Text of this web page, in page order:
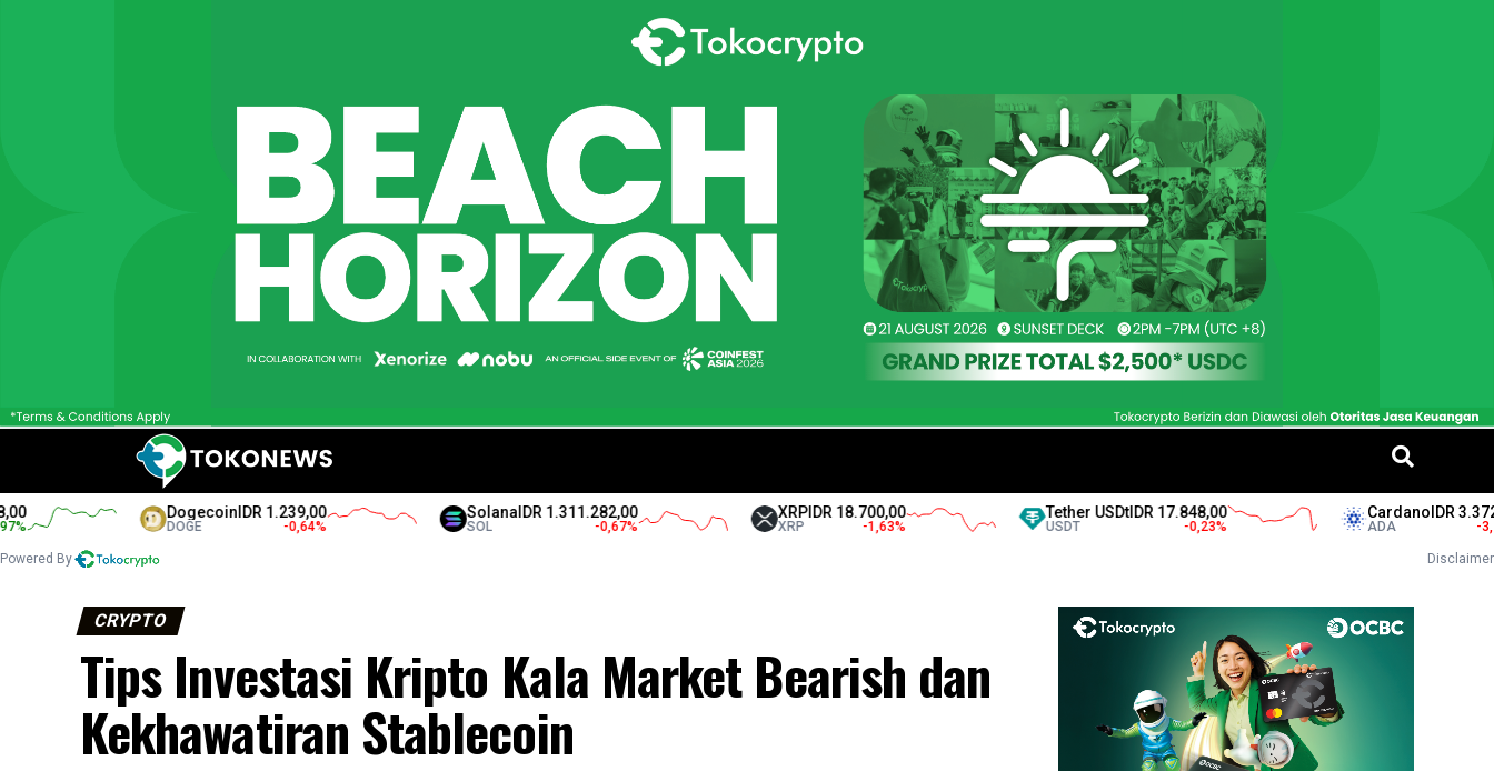
DogecoinIDR 1.239,00
-0,64
Solana IDR 1.311.282,00 XRP IDR 18.700,00
XRP -1,63
Tether USDtIDR 17.848,00
USDT
CardanoIDR 3.372,00
ADA -3,24
Powered By Disclaimer
CRYPTO
Tips Investasi Kripto Kala Market Bearish dan
Kekhawatiran Stablecoin